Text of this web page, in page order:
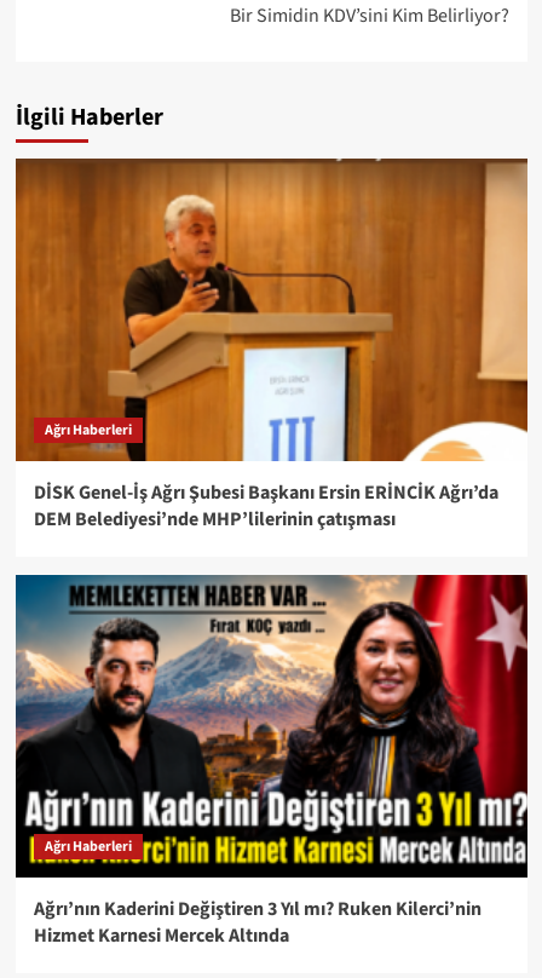
Bir Simidin KDV’sini Kim Belirliyor?
İlgili Haberler
Ağrı Haberleri
DİSK Genel-İş Ağrı Şubesi Başkanı Ersin ERİNCİK Ağrı’da
DEM Belediyesi’nde MHP’lilerinin çatışması
Ağrı Haberleri
Ağrı’nın Kaderini Değiştiren 3 Yıl mı? Ruken Kilerci’nin
Hizmet Karnesi Mercek Altında